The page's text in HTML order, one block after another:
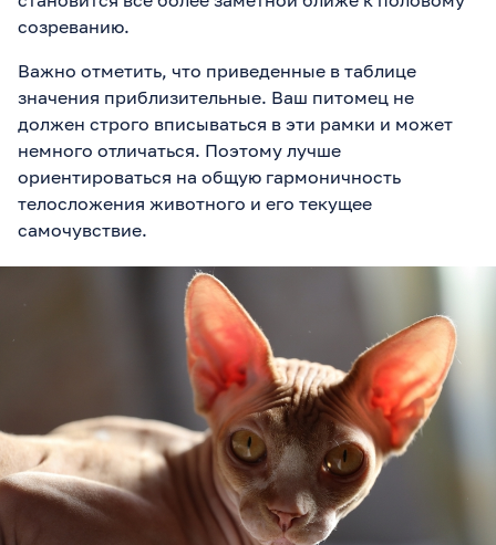
созреванию.
Важно отметить, что приведенные в таблице
значения приблизительные. Ваш питомец не
должен строго вписываться в эти рамки и может
немного отличаться. Поэтому лучше
ориентироваться на общую гармоничность
телосложения животного и его текущее
самочувствие.